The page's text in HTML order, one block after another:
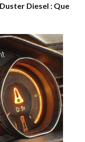
Diesel : Que